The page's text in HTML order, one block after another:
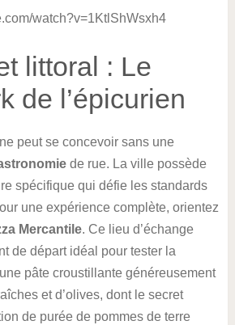
watch?v=1KtlShWsxh4
littoral : Le
de l’épicurien
peut se concevoir sans une
de rue. La ville possède
spécifique qui défie les standards
une expérience complète, orientez
Mercantile. Ce lieu d’échange
de départ idéal pour tester la
pâte croustillante généreusement
et d’olives, dont le secret
de purée de pommes de terre